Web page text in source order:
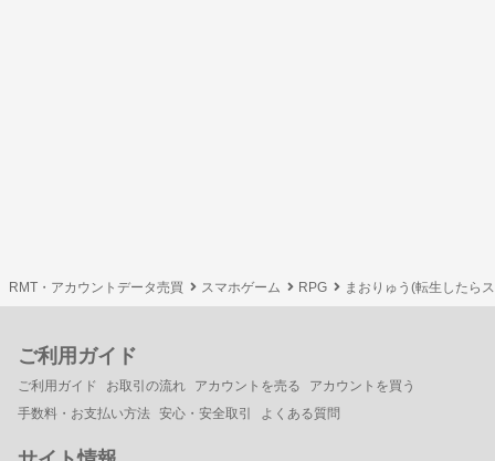
RMT・アカウントデータ売買 スマホゲーム RPG まおりゅう(転生したら
ご利用ガイド
ご利用ガイド お取引の流れ アカウントを売る
アカウントを買う
手数料・お支払い方法 安心・安全取引 よくある質問